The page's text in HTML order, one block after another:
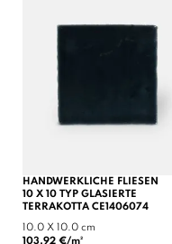
HANDWERKLICHE FLIESEN
10 X 10 TYP GLASIERTE
TERRAKOTTA CE1406074
10.0 X 10.0 cm
103.92 €/m²